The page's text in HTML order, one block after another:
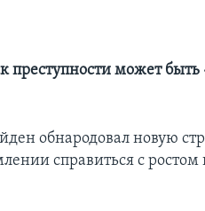
преступности может быть
обнародовал новую
справиться с ростом